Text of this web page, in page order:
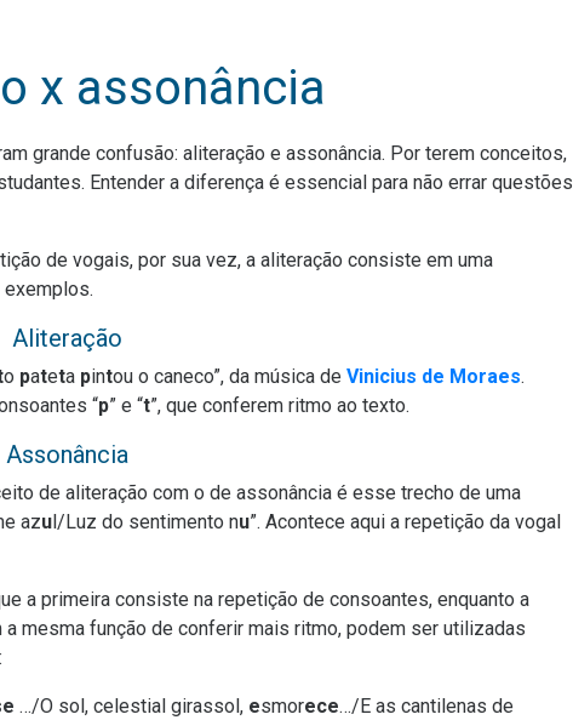
x assonância
grande confusão: aliteração e assonância. Por terem conceitos,
Entender a diferença é essencial para não errar questões
de vogais, por sua vez, a aliteração consiste em uma
exemplos.
Aliteração
o pateta pintou o caneco”, da música de Vinicius de Moraes.
“p” e “t”, que conferem ritmo ao texto.
Assonância
de aliteração com o de assonância é esse trecho de uma
azu l/Luz do sentimento nu”. Acontece aqui a repetição da vogal
a primeira consiste na repetição de consoantes, enquanto a
mesma função de conferir mais ritmo, podem ser utilizadas
…/O sol, celestial girassol, esmorece…/E as cantilenas de